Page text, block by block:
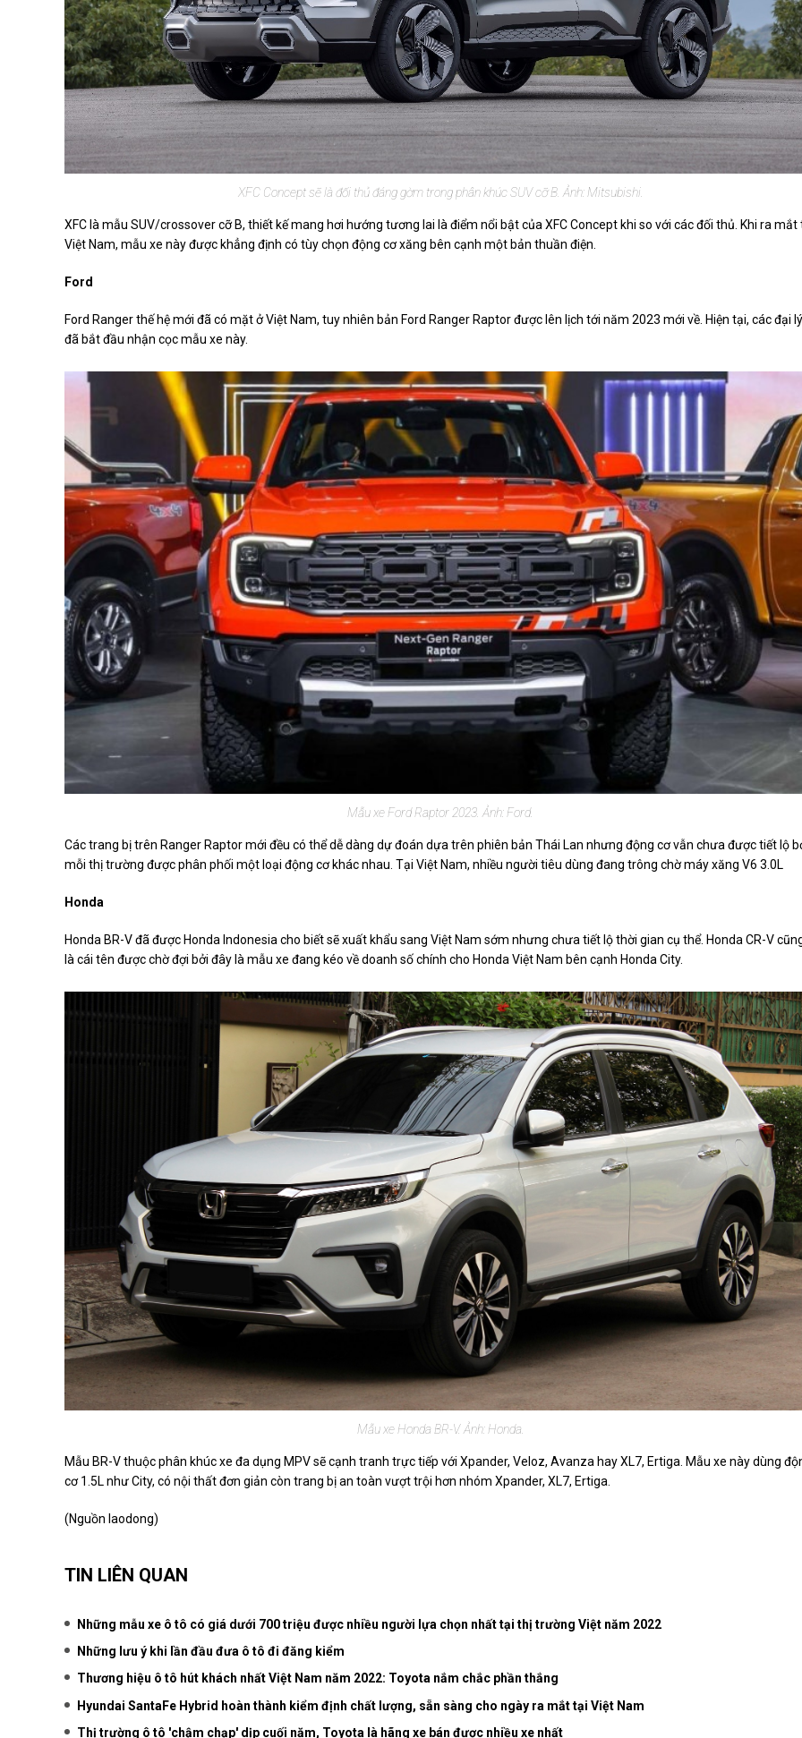
XFC Concept sẽ là đối thủ đáng gờm trong phân khúc SUV cỡ B. Ảnh: Mitsubishi.
XFC là mẫu SUV/crossover cỡ B, thiết kế mang hơi hướng tương lai là điểm nổi bật của XFC Concept khi so với các đối thủ. Khi ra mắt
Việt Nam, mẫu xe này được khẳng định có tùy chọn động cơ xăng bên cạnh một bản thuần điện.
Ford
Ford Ranger thế hệ mới đã có mặt ở Việt Nam, tuy nhiên bản Ford Ranger Raptor được lên lịch tới năm 2023 mới về. Hiện tại, các đại lý
đã bắt đầu nhận cọc mẫu xe này.
Mẫu xe Ford Raptor 2023. Ảnh: Ford.
Các trang bị trên Ranger Raptor mới đều có thể dễ dàng dự đoán dựa trên phiên bản Thái Lan nhưng động cơ vẫn chưa được tiết lộ
mỗi thị trường được phân phối một loại động cơ khác nhau. Tại Việt Nam, nhiều người tiêu dùng đang trông chờ máy xăng V6 3.0L
Honda
Honda BR-V đã được Honda Indonesia cho biết sẽ xuất khẩu sang Việt Nam sớm nhưng chưa tiết lộ thời gian cụ thể. Honda CR-V
là cái tên được chờ đợi bởi đây là mẫu xe đang kéo về doanh số chính cho Honda Việt Nam bên cạnh Honda City.
Mẫu xe Honda BR-V. Ảnh: Honda.
Mẫu BR-V thuộc phân khúc xe đa dụng MPV sẽ cạnh tranh trực tiếp với Xpander, Veloz, Avanza hay XL7, Ertiga. Mẫu xe này dùng
cơ 1.5L như City, có nội thất đơn giản còn trang bị an toàn vượt trội hơn nhóm Xpander, XL7, Ertiga.
(Nguồn laodong)
TIN LIÊN QUAN
Những mẫu xe ô tô có giá dưới 700 triệu được nhiều người lựa chọn nhất tại thị trường Việt năm 2022
Những lưu ý khi lần đầu đưa ô tô đi đăng kiểm
Thương hiệu ô tô hút khách nhất Việt Nam năm 2022: Toyota nắm chắc phần thắng
Hyundai SantaFe Hybrid hoàn thành kiểm định chất lượng, sẵn sàng cho ngày ra mắt tại Việt Nam
Thị trường ô tô 'chậm chạp' dịp cuối năm, Toyota là hãng xe bán được nhiều xe nhất